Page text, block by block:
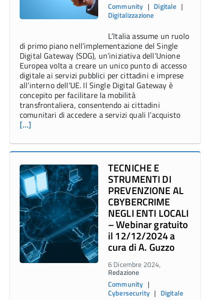
Community | Digitale |
Digitalizzazione
L’Italia assume un ruolo
di primo piano nell’implementazione del Single
Digital Gateway (SDG), un’iniziativa dell’Unione
Europea volta a creare un unico punto di accesso
digitale ai servizi pubblici per cittadini e imprese
all’interno dell’UE. Il Single Digital Gateway è
concepito per facilitare la mobilità
transfrontaliera, consentendo ai cittadini
comunitari di accedere a servizi quali l’acquisto
[…]
TECNICHE E
STRUMENTI DI
PREVENZIONE AL
CBYBERCRIME
NEGLI ENTI LOCALI
– Webinar gratuito
il 12/12/2024 a
cura di A. Guzzo
6 Dicembre 2024,
Redazione
Community |
Cybersecurity| Digitale